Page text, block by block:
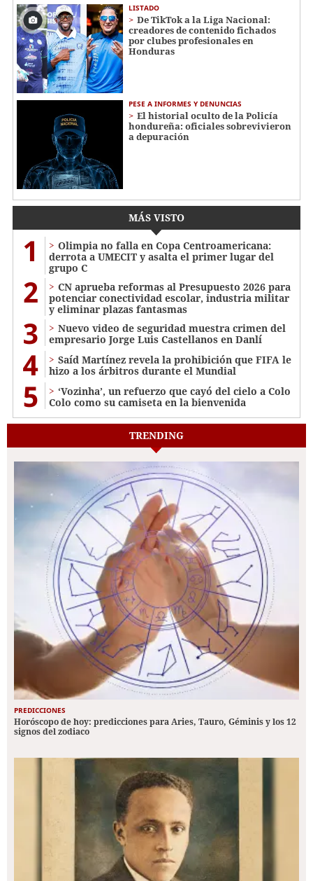
LISTADO
De TikTok a la Liga Nacional:
creadores de contenido fichados
por clubes profesionales en
Honduras
PESE A INFORMES Y DENUNCIAS
El historial oculto de la Policía
hondureña: oficiales sobrevivieron
a depuración
MÁS VISTO
1
Olimpia no falla en Copa Centroamericana:
derrota a UMECIT y asalta el primer lugar del
grupo C
2
CN aprueba reformas al Presupuesto 2026 para
potenciar conectividad escolar, industria militar
y eliminar plazas fantasmas
3
Nuevo video de seguridad muestra crimen del
empresario Jorge Luis Castellanos en Danlí
4
Saíd Martínez revela la prohibición que FIFA le
hizo a los árbitros durante el Mundial
5
‘Vozinha’, un refuerzo que cayó del cielo a Colo
Colo como su camiseta en la bienvenida
TRENDING
PREDICCIONES
Horóscopo de hoy: predicciones para Aries, Tauro, Géminis y los 12
signos del zodiaco